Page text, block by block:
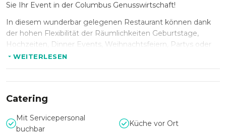
Sie Ihr Event in der Columbus Genusswirtschaft!
In diesem wunderbar gelegenen Restaurant können dank
der hohen Flexibilität der Räumlichkeiten Geburtstage,
Hochzeiten, Dinner Events, Weihnachtsfeiern, Partys oder
Firmenevents ausgerichtet werden.
Personen, da verschiedene Bereiche unterschiedlichster
Größe angeboten werden können. Ein Highlight ist hier die
Kutschendurchfahrt, in der an langen Tafeln in historisch-
maritimem Ambiente gefeiert werden kann. Die Captains-
Lounge im kleinen Fachwerkhaus ist im britischen Stil
WEITERLESEN
Catering
Mit Servicepersonal
buchbar
Küche vor Ort